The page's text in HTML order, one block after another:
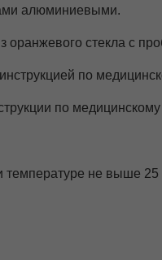
алюминиевыми.
стекла с
по
по
температуре не выше 25